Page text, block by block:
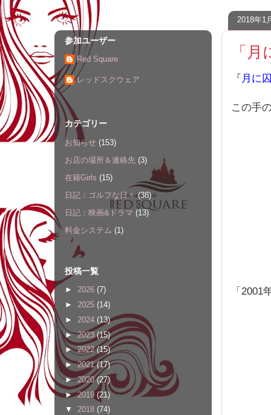
2018年1
「
『 月に
この手
「
参加ユーザー
Red Square
レッドスクウェア
カテゴリー
お知らせ (153)
お店の場所＆連絡先 (3)
在籍Girls (15)
日記：ゴルフな日々 (38)
日記：映画&ドラマ (13)
料金システム (1)
投稿一覧
► 2026 (7)
► 2025 (14)
► 2024 (13)
►2023(15)
►2022(15)
►2021(17)
►2020(27)
►2019 (21)
▼ 2018 (74)